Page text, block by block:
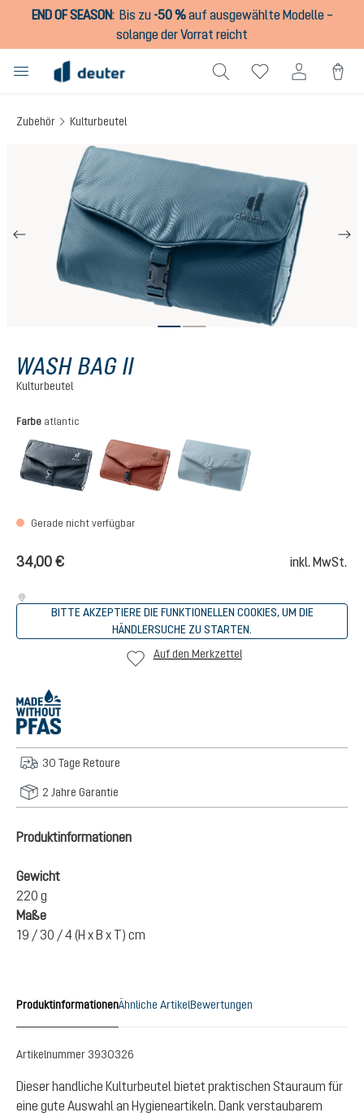
springen
END OF SEASON: Bis zu -50 %auf ausgewählte Modelle –
solange der Vorrat reicht
Zubehör Kulturbeutel
Bildergalerie überspringen
WASH BAG II
Kulturbeutel
Farbeauswählen
atlantic
black caspia atlantic
(Diese Option ist
Gerade nicht verfügbar
34,00 € inkl. MwSt.
BITTE AKZEPTIERE DIE FUNKTIONELLEN COOKIES, UM DIE
HÄNDLERSUCHE ZU STARTEN.
Auf den Merkzettel
30 Tage Retoure
2 Jahre Garantie
Produktinformationen
Gewicht
220 g
Maße
19 / 30 / 4 (H x B x T) cm
ProduktinformationenÄhnliche ArtikelBewertungen
Artikelnummer 3930326
Dieser handliche Kulturbeutel bietet praktischen Stauraum für
eine gute Auswahl an Hygieneartikeln. Dank verstaubarem